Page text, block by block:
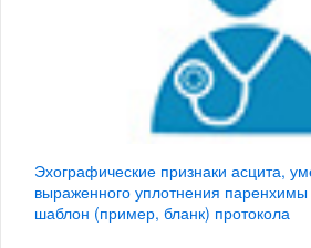
Эхографические признаки асцита,
выраженного уплотнения
шаблон (пример, бланк) протокола